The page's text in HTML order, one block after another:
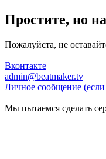
Простите, но
Пожалуйста, не
Вконтакте
admin@beatmaker.tv
Личное сообщение
Мы пытаемся сделать